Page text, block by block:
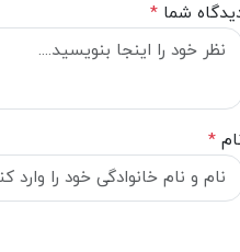
شما*
*